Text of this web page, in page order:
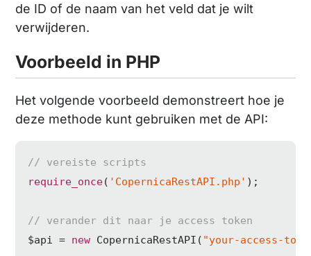
de ID of de naam van het veld dat je wilt
verwijderen.
Voorbeeld in PHP
Het volgende voorbeeld demonstreert hoe je
deze methode kunt gebruiken met de API:
// vereiste scripts
require_once( 'CopernicaRestAPI.php' );
// verander dit naar je access token
$api = new CopernicaRestAPI( "your-access-